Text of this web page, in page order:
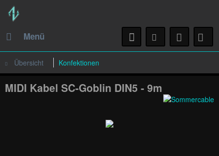
Menü
Übersicht Konfektionen
MIDI Kabel SC-Goblin DIN5 - 9m